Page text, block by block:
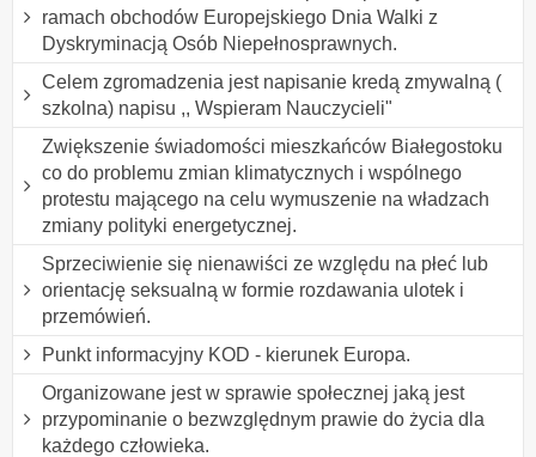
ramach obchodów Europejskiego Dnia Walki z
Dyskryminacją Osób Niepełnosprawnych.
Celem zgromadzenia jest napisanie kredą zmywalną (
szkolna) napisu ,, Wspieram Nauczycieli"
Zwiększenie świadomości mieszkańców Białegostoku
co do problemu zmian klimatycznych i wspólnego
protestu mającego na celu wymuszenie na władzach
zmiany polityki energetycznej.
Sprzeciwienie się nienawiści ze względu na płeć lub
orientację seksualną w formie rozdawania ulotek i
przemówień.
Punkt informacyjny KOD - kierunek Europa.
Organizowane jest w sprawie społecznej jaką jest
przypominanie o bezwzględnym prawie do życia dla
każdego człowieka.